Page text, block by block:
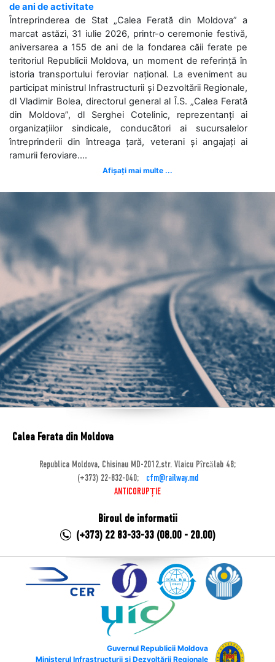
de ani de activitate
Întreprinderea de Stat „Calea Ferată din Moldova” a
marcat astăzi, 31 iulie 2026, printr-o ceremonie festivă,
aniversarea a 155 de ani de la fondarea căii ferate pe
teritoriul Republicii Moldova, un moment de referință în
istoria transportului feroviar național. La eveniment au
participat ministrul Infrastructurii și Dezvoltării Regionale,
dl Vladimir Bolea, directorul general al Î.S. „Calea Ferată
din Moldova”, dl Serghei Cotelinic, reprezentanți ai
organizațiilor sindicale, conducători ai sucursalelor
întreprinderii din întreaga țară, veterani și angajați ai
ramurii feroviare....
Afișați mai multe ...
Calea Ferata din Moldova
Republica Moldova, Chisinau MD-2012,str. Vlaicu Pîrcălab 48;
(+373) 22-832-040;
cfm@railway.md
ANTICORUPȚIE
Biroul de informatii
(+373) 22 83-33-33 (08.00 - 20.00)
Guvernul Republicii Moldova
Ministerul Infrastructurii și Dezvoltării Regionale